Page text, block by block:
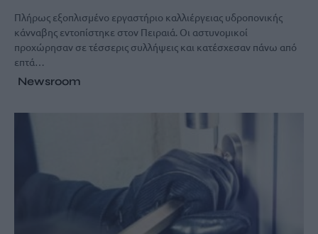
Πλήρως εξοπλισμένο εργαστήριο καλλιέργειας υδροπονικής
κάνναβης εντοπίστηκε στον Πειραιά. Οι αστυνομικοί
προχώρησαν σε τέσσερις συλλήψεις και κατέσχεσαν πάνω από
επτά…
Newsroom